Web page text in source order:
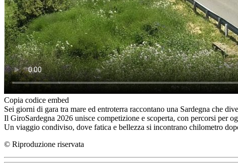
Copia codice embed
Sei giorni di gara tra mare ed entroterra raccontano una Sardegna che
Il GiroSardegna 2026 unisce competizione e scoperta, con percorsi per
Un viaggio condiviso, dove fatica e bellezza si incontrano chilometro
© Riproduzione riservata